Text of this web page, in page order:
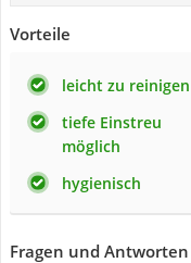
Vorteile
leicht zu reinigen
tiefe Einstreu
möglich
hygienisch
Fragen und